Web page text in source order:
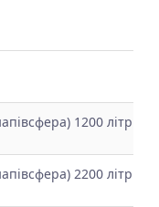
1200 літрів
2200 літрів